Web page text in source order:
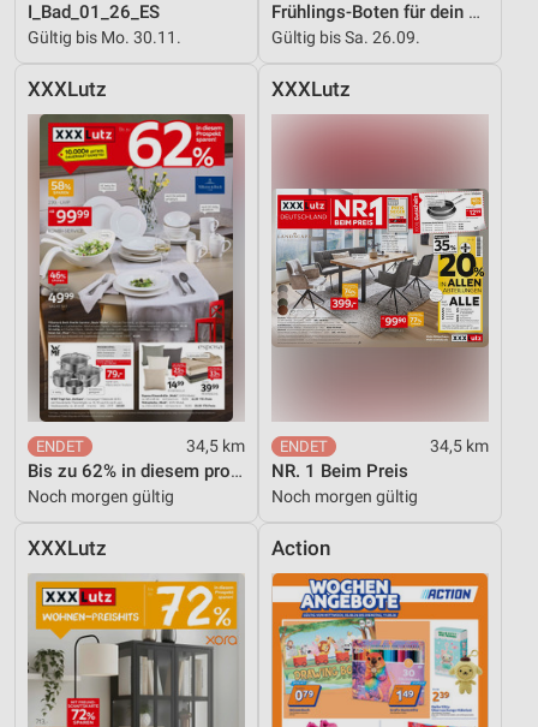
I_Bad_01_26_ES
Gültig bis Mo. 30.11.
Frühlings-Boten für dein Zuhause
Gültig bis Sa. 26.09.
XXXLutz
34,5 km
Bis zu 62% in diesem prospekt
Noch morgen gültig
XXXLutz
34,5 km
NR. 1 Beim Preis
Noch morgen gültig
XXXLutz Action